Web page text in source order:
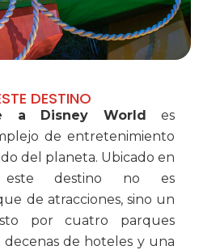
DESTINO
a Disney World es
de entretenimiento
del planeta. Ubicado en
destino no es
de atracciones,sino un
por cuatro parques
decenas de hoteles y una